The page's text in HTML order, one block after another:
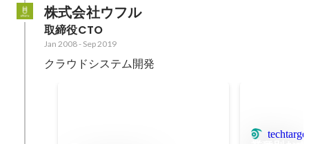
株式会社ウフル
取締役CTO
Jan 2008- Sep 2019
クラウドシステム開発